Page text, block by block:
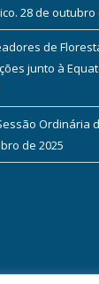
28 de outubro
de
junto à
Ordinária
de 2025